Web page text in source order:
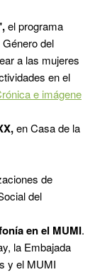
el programa
del
a las mujeres
en el
e imágene
en Casa de la
de
del
en el MUMI.
la Embajada
y el MUMI